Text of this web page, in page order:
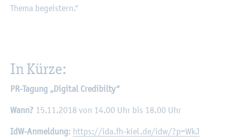
Thema be­geis­tern.“
In Kürze:
PR-Ta­gung „Di­gi­tal Credi­bil­ty“
Wann? 15.11.2018 von 14.00 Uhr bis 18.00 Uhr
IdW-An­mel­dung: https://​ida.​fh-​kiel.​de/​idw/?​p=WkJ​